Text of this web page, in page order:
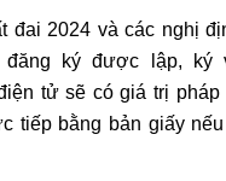
đai 2024 và các nghị
ký được lập, ký
tử sẽ có giá trị
tiếp bằng bản giấy